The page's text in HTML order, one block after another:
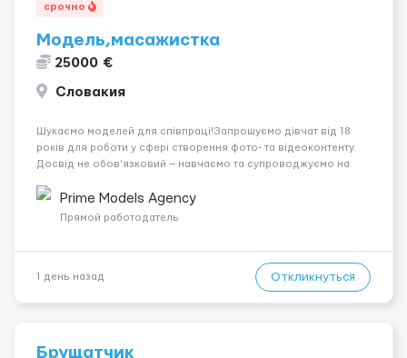
срочно
Модель,масажистка
25000 €
Словакия
Шукаємо моделей для співпраці!Запрошуємо дівчат від 18
років для роботи у сфері створення фото- та відеоконтенту.
Досвід не обов’язковий — навчаємо та супроводжуємо на
конфіденційність і професійну підтримку. Працюємо офіційно,
поважаємо особ...
Prime Models Agency
Прямой работодатель
1 день назад Откликнуться
Брущатчик